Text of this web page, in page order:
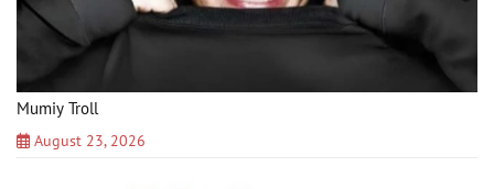
Mumiy Troll
August 23, 2026